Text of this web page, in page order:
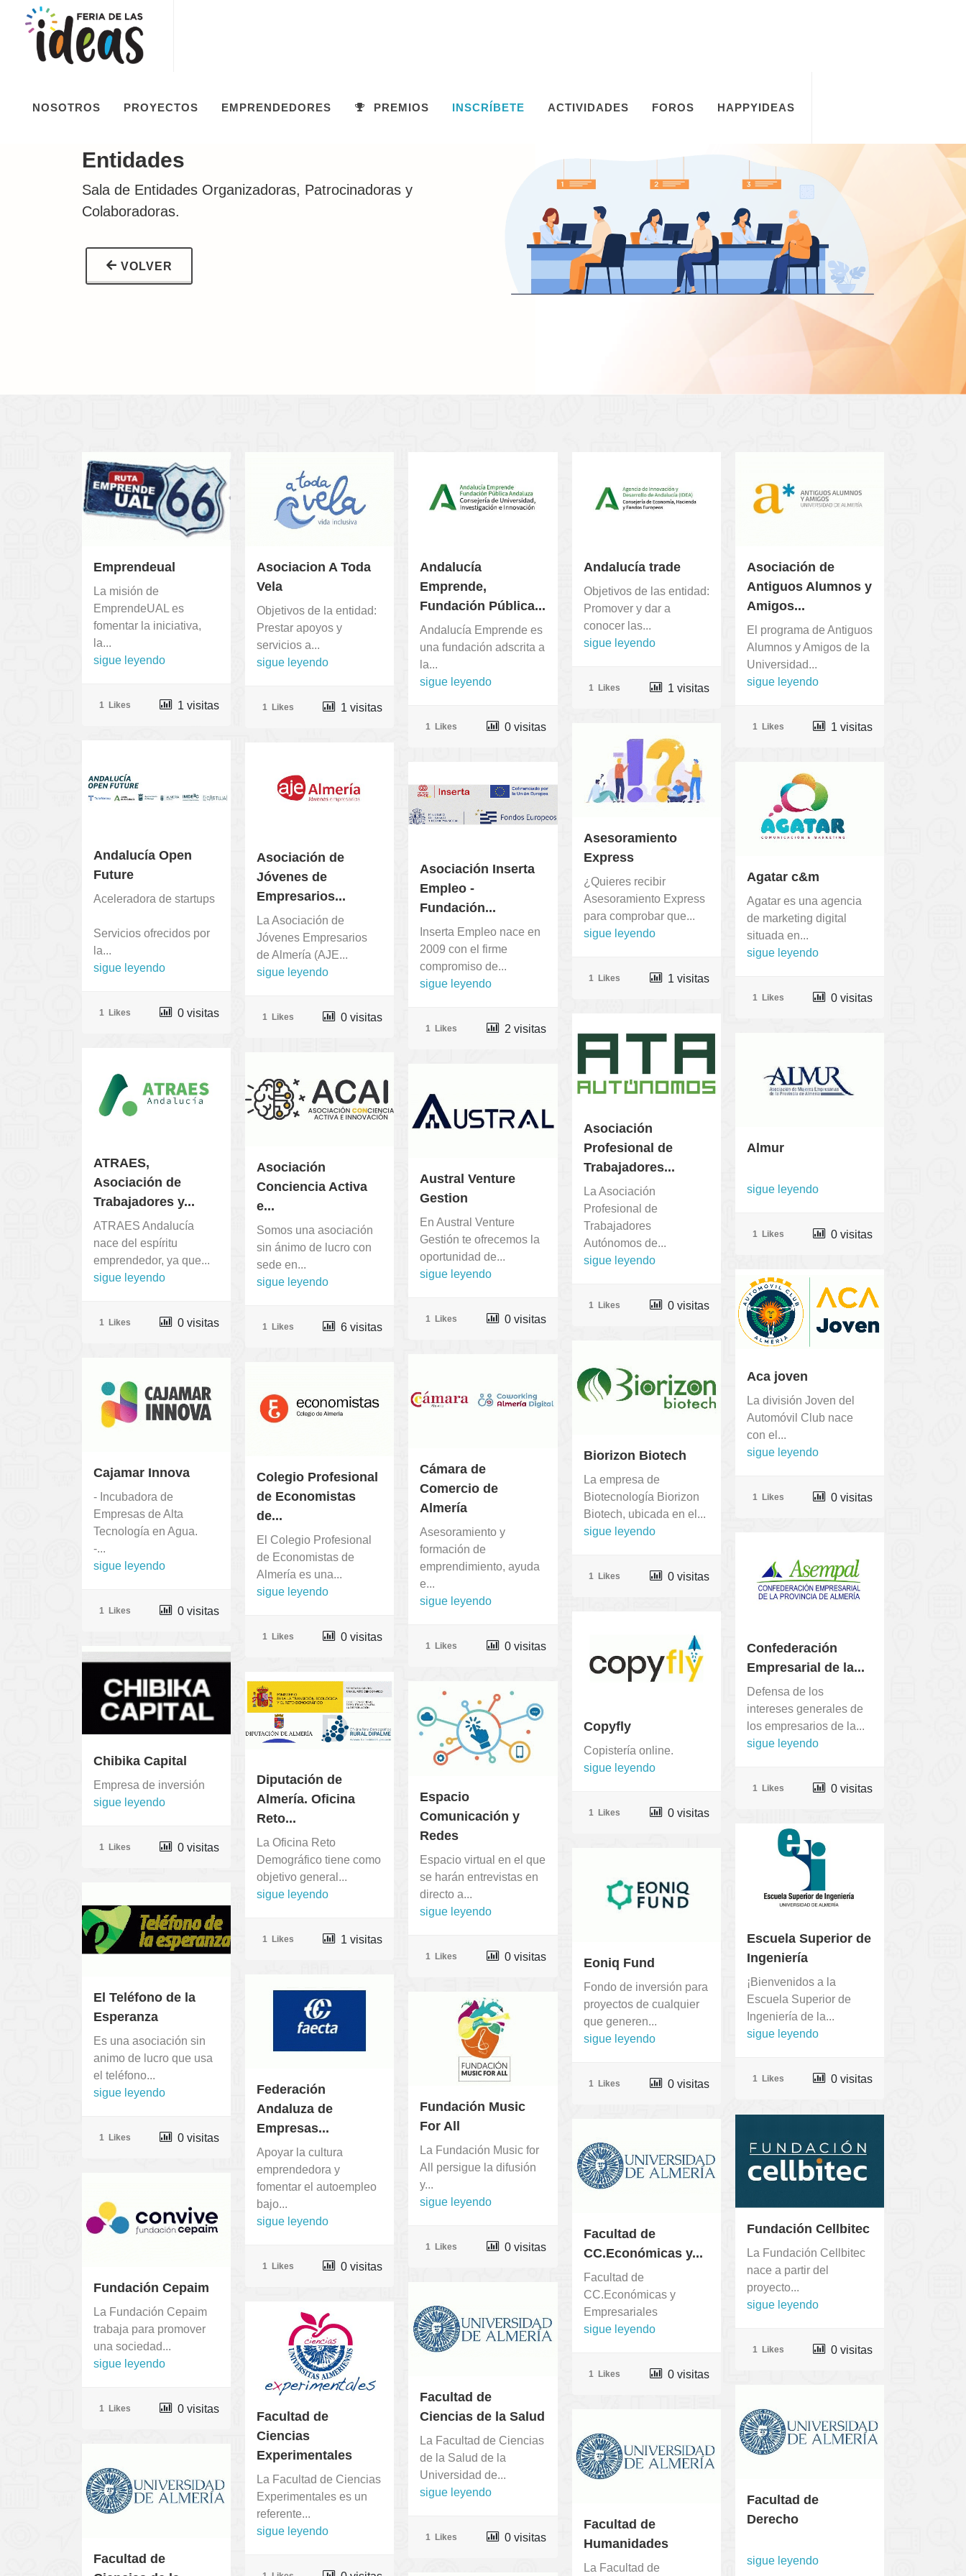
NOSOTROS PROYECTOS EMPRENDEDORES PREMIOS INSCRÍBETE ACTIVIDADES FOROS HAPPYIDEAS
Sala 7
Entidades
Sala de Entidades Organizadoras, Patrocinadoras y
Colaboradoras.
VOLVER
Emprendeual
La misión de
EmprendeUAL es
fomentar la iniciativa,
la...
sigue leyendo
1 Likes 1 visitas
Asociacion A Toda
Vela
Objetivos de la entidad:
Prestar apoyos y
servicios a...
sigue leyendo
1 Likes 1 visitas
Andalucía
Emprende,
Fundación Pública...
Andalucía Emprende es
una fundación adscrita a
la...
sigue leyendo
1 Likes 0 visitas
Andalucía trade
Objetivos de las entidad:
Promover y dar a
conocer las...
sigue leyendo
1 Likes 1 visitas
Asociación de
Antiguos Alumnos y
Amigos...
El programa de Antiguos
Alumnos y Amigos de la
Universidad...
sigue leyendo
1 Likes 1 visitas
Asesoramiento
Express
¿Quieres recibir
Asesoramiento Express
para comprobar que...
sigue leyendo
1 Likes 1 visitas
Andalucía Open
Future
Aceleradora de startups
Servicios ofrecidos por
la...
sigue leyendo
1 Likes 0 visitas
Asociación de
Jóvenes de
Empresarios...
La Asociación de
Jóvenes Empresarios
de Almería (AJE...
sigue leyendo
1 Likes 0 visitas
Asociación Inserta
Empleo -
Fundación...
Inserta Empleo nace en
2009 con el firme
compromiso de...
sigue leyendo
1 Likes 2 visitas
Agatar c&m
Agatar es una agencia
de marketing digital
situada en...
sigue leyendo
1 Likes 0 visitas
Asociación
Profesional de
Trabajadores...
La Asociación
Profesional de
Trabajadores
Autónomos de...
sigue leyendo
1 Likes 0 visitas
Almur
sigue leyendo
1 Likes 0 visitas
ATRAES,
Asociación de
Trabajadores y...
ATRAES Andalucía
nace del espíritu
emprendedor, ya que...
sigue leyendo
1 Likes 0 visitas
Asociación
Conciencia Activa
e...
Somos una asociación
sin ánimo de lucro con
sede en...
sigue leyendo
1 Likes 6 visitas
Austral Venture
Gestion
En Austral Venture
Gestión te ofrecemos la
oportunidad de...
sigue leyendo
1 Likes 0 visitas
Aca joven
La división Joven del
Automóvil Club nace
con el...
sigue leyendo
1 Likes 0 visitas
Biorizon Biotech
La empresa de
Biotecnología Biorizon
Biotech, ubicada en el...
sigue leyendo
1 Likes 0 visitas
Cámara de
Comercio de
Almería
Asesoramiento y
formación de
emprendimiento, ayuda
e...
sigue leyendo
1 Likes 0 visitas
Cajamar Innova
- Incubadora de
Empresas de Alta
Tecnología en Agua.
-...
sigue leyendo
1 Likes 0 visitas
Colegio Profesional
de Economistas
de...
El Colegio Profesional
de Economistas de
Almería es una...
sigue leyendo
1 Likes 0 visitas
Confederación
Empresarial de la...
Defensa de los
intereses generales de
los empresarios de la...
sigue leyendo
1 Likes 0 visitas
Copyfly
Copistería online.
sigue leyendo
1 Likes 0 visitas
Chibika Capital
Empresa de inversión
sigue leyendo
1 Likes 0 visitas
Diputación de
Almería. Oficina
Reto...
La Oficina Reto
Demográfico tiene como
objetivo general...
sigue leyendo
1 Likes 1 visitas
Espacio
Comunicación y
Redes
Espacio virtual en el que
se harán entrevistas en
directo a...
sigue leyendo
1 Likes 0 visitas
Escuela Superior de
Ingeniería
¡Bienvenidos a la
Escuela Superior de
Ingeniería de la...
sigue leyendo
1 Likes 0 visitas
Eoniq Fund
Fondo de inversión para
proyectos de cualquier
que generen...
sigue leyendo
1 Likes 0 visitas
El Teléfono de la
Esperanza
Es una asociación sin
animo de lucro que usa
el teléfono...
sigue leyendo
1 Likes 0 visitas
Federación
Andaluza de
Empresas...
Apoyar la cultura
emprendedora y
fomentar el autoempleo
bajo...
sigue leyendo
1 Likes 0 visitas
Fundación Music
For All
La Fundación Music for
All persigue la difusión
y...
sigue leyendo
1 Likes 0 visitas
Fundación Cellbitec
La Fundación Cellbitec
nace a partir del
proyecto...
sigue leyendo
1 Likes 0 visitas
Facultad de
CC.Económicas y...
Facultad de
CC.Económicas y
Empresariales
sigue leyendo
1 Likes 0 visitas
Fundación Cepaim
La Fundación Cepaim
trabaja para promover
una sociedad...
sigue leyendo
1 Likes 0 visitas
Facultad de
Ciencias de la Salud
La Facultad de Ciencias
de la Salud de la
Universidad de...
sigue leyendo
1 Likes 0 visitas
Facultad de
Ciencias
Experimentales
La Facultad de Ciencias
Experimentales es un
referente...
sigue leyendo
Facultad de
Derecho
sigue leyendo
Facultad de
Humanidades
La Facultad de
Facultad de